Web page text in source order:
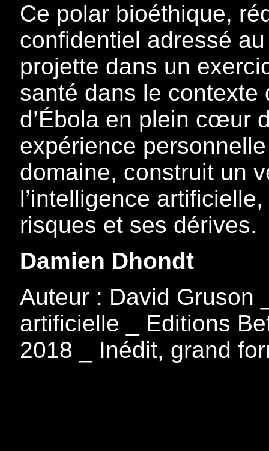
Ce polar bioéthique,
confidentiel adressé
projette dans un
santé dans le contexte
d’Ébola en plein cœur
expérience
domaine, construit un
l’intelligence
risques et ses dérives.
Damien Dhondt
Auteur : David Gruson
artificielle _ Editions
2018 _ Inédit, grand